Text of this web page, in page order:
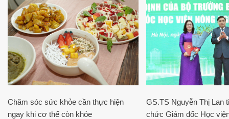
Chăm sóc sức khỏe cần thực hiện
ngay khi cơ thể còn khỏe
GS.TS Nguyễn Thị Lan
chức Giám đốc Học